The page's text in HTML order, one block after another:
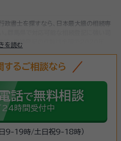
を読む
書士を探すなら、日本最大級の相続専
す。相続登記の件数は全国で2020年
始まり、相続登記を怠ると過料が課さ
ていない相続不動産がある方は、
するご相談なら
話で無料相談
24時間受付中
日9-19時/土日祝9-18時）